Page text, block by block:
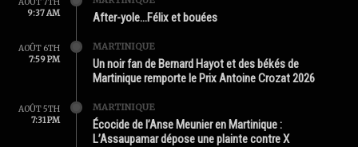
9:37 AM
After-yole…Félix et bouées
AOÛT 6TH
7:59 PM
MARTINIQUE
Un noir fan de Bernard Hayot et des békés de
Martinique remporte le Prix Antoine Crozat 2026
AOÛT 5TH
7:31 PM
MARTINIQUE
Écocide de l’Anse Meunier en Martinique :
L’Assaupamar dépose une plainte contre X